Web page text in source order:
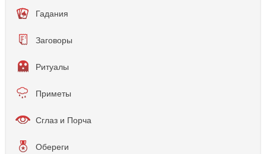
Гадания
Заговоры
Ритуалы
Приметы
Сглаз и Порча
Обереги